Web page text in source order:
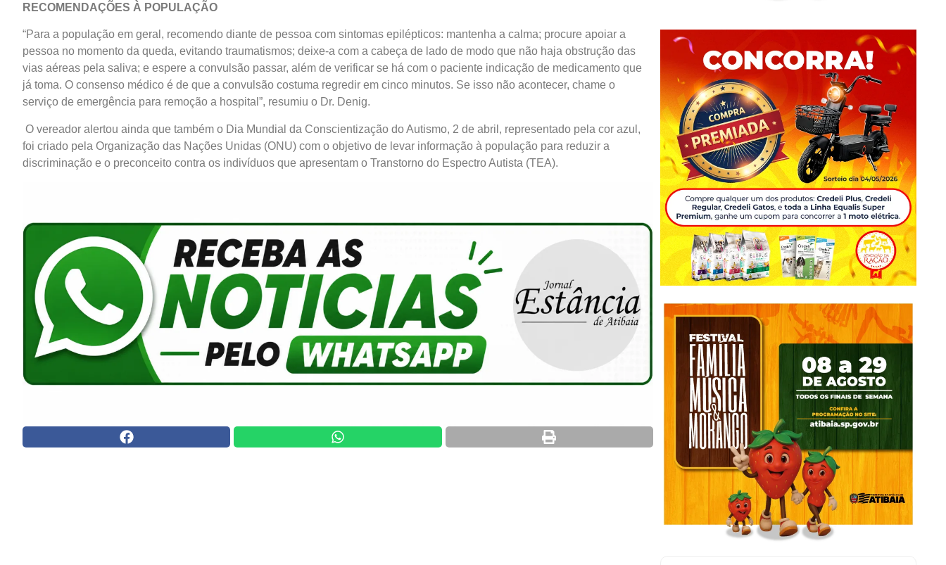
RECOMENDAÇÕES À POPULAÇÃO
“Para a população em geral, recomendo diante de pessoa com sintomas epilépticos: mantenha a calma; procure apoiar a
pessoa no momento da queda, evitando traumatismos; deixe-a com a cabeça de lado de modo que não haja obstrução das
vias aéreas pela saliva; e espere a convulsão passar, além de verificar se há com o paciente indicação de medicamento que
já toma. O consenso médico é de que a convulsão costuma regredir em cinco minutos. Se isso não acontecer, chame o
serviço de emergência para remoção a hospital”, resumiu o Dr. Denig.
O vereador alertou ainda que também o Dia Mundial da Conscientização do Autismo, 2 de abril, representado pela cor azul,
foi criado pela Organização das Nações Unidas (ONU) com o objetivo de levar informação à população para reduzir a
discriminação e o preconceito contra os indivíduos que apresentam o Transtorno do Espectro Autista (TEA).